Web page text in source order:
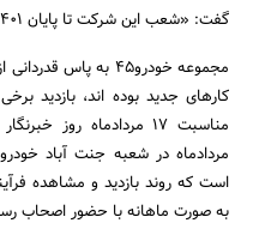
گفت: «شعب این شرکت تا پایان 1401 به 30 شعبه افزایش خواهد یافت.»
مجموعه خودرو45 به
کارهای جدید بوده اند، بازدید
به صورت ماهانه با حضور اصحاب